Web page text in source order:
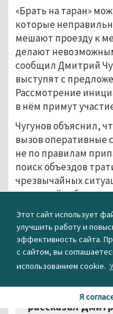
Этот сайт использует
улучшить работу и
эффективность сайта.
с сайтом, вы
использованием cookie.
Я
«Брать на таран»
которые
мешают проезду к
делают
сообщил Дмитрий
выступят с
Рассмотрение
в нём примут
Чугунов объяснил,
вызов оперативные
не по правилам
поиск объездов
чрезвычайных
причиной гибели
«Машины
должны иметь
если это
таранить
нарушениями и
рассказал